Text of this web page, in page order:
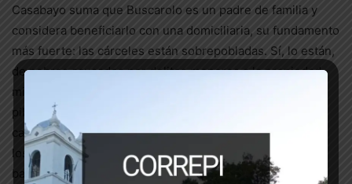
Casabayo suma que Buscarolo es un padre de familia y
considera beneficiarlo con una domiciliaria, su fundamento
más fuerte: las cárceles están sobrepobladas. Sí, lo están,
de pobres acusados por delitos menores a la propiedad
mientras que casi una decena de asesinos de nuestras
pibas y pibes se encuentran profugados o como en este
caso con una domiciliaria; el beneficio que se le brinda a
los represores por ejercer el control social en nuestros
barrios.